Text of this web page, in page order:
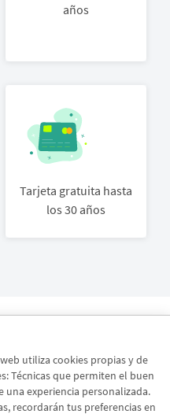
utiliza cookies propias y de
Técnicas que permiten el buen
experiencia personalizada.
recordarán tus preferencias en
años
Tarjeta gratuita hasta
los 30 años